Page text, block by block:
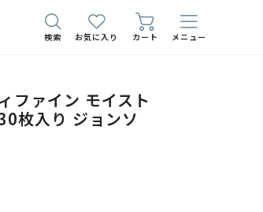
検索 お気に入り カート メニュー
ファイン モイスト
枚入り ジョンソ